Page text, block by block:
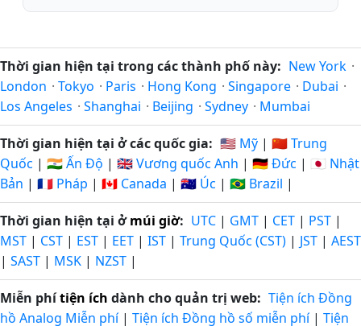
Thời gian hiện tại trong các thành phố này: New York ·
London · Tokyo · Paris · Hong Kong · Singapore · Dubai ·
Los Angeles · Shanghai · Beijing · Sydney · Mumbai
Thời gian hiện tại ở các quốc gia: 🇺🇸 Mỹ | 🇨🇳 Trung
Quốc | 🇮🇳 Ấn Độ | 🇬🇧 Vương quốc Anh | 🇩🇪 Đức | 🇯🇵 Nhật
Bản | 🇫🇷 Pháp | 🇨🇦 Canada | 🇦🇺 Úc | 🇧🇷 Brazil |
Thời gian hiện tại ởmúi giờ: UTC | GMT | CET | PST |
MST | CST | EST | EET | IST | Trung Quốc (CST) | JST | AEST
| SAST | MSK | NZST |
Miễn phítiện ích dành cho quản trị web: Tiện ích Đồng
hồ Analog Miễn phí| Tiện ích Đồng hồ số miễn phí| Tiện